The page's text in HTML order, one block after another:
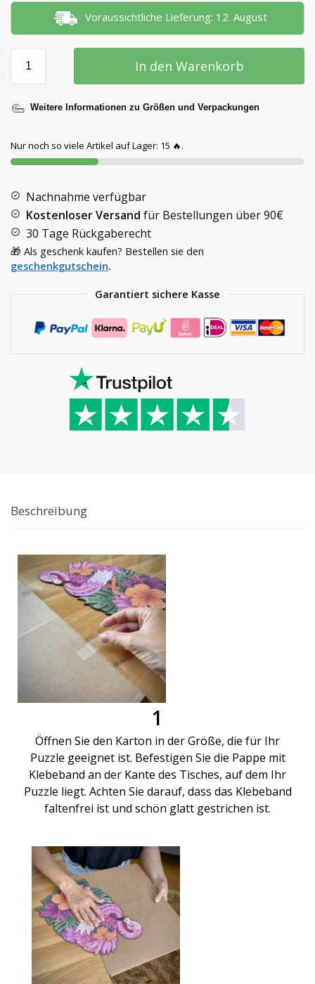
Voraussichtliche Lieferung: 12. August
In den Warenkorb
Weitere Informationen zu Größen und Verpackungen
Nur noch so viele Artikel auf Lager: 15 🔥.
Nachnahme verfügbar
Kostenloser Versand für Bestellungen über90€
30 Tage Rückgaberecht
🎁 Als geschenk kaufen? Bestellen sie den
geschenkgutschein.
Garantiert sichere Kasse
Beschreibung
1
Öffnen Sie den Karton in der Größe, die für Ihr
Puzzle geeignet ist. Befestigen Sie die Pappe mit
Klebeband an der Kante des Tisches, auf dem Ihr
Puzzle liegt. Achten Sie darauf, dass das Klebeband
faltenfrei ist und schön glatt gestrichen ist.